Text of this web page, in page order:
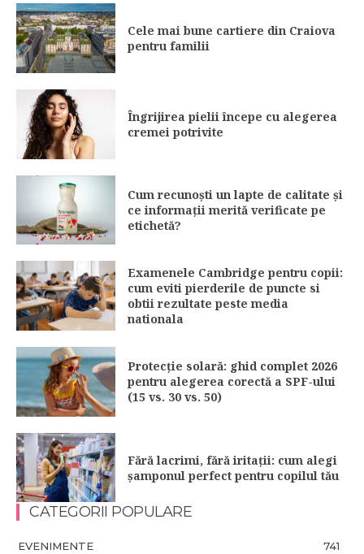
Cele mai bune cartiere din Craiova
pentru familii
Îngrijirea pielii începe cu alegerea
cremei potrivite
Cum recunoști un lapte de calitate și
ce informații merită verificate pe
etichetă?
Examenele Cambridge pentru copii:
cum eviti pierderile de puncte si
obtii rezultate peste media
nationala
Protecție solară: ghid complet 2026
pentru alegerea corectă a SPF-ului
(15 vs. 30 vs. 50)
Fără lacrimi, fără iritații: cum alegi
șamponul perfect pentru copilul tău
CATEGORII POPULARE
EVENIMENTE
741